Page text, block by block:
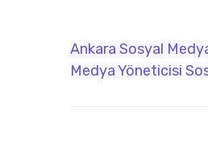
Ankara Sosyal
Medya Yöneticisi